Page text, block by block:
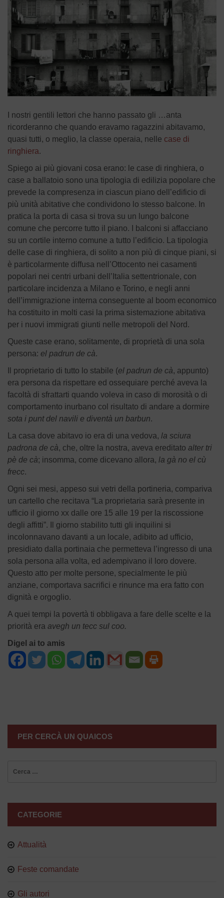
I nostri gentili lettori che hanno passato gli …anta
ricorderanno che quando eravamo ragazzini abitavamo,
quasi tutti, o meglio, la classe operaia, nelle case di
ringhiera.
Spiego ai più giovani cosa erano: le case di ringhiera, o
case a ballatoio sono una tipologia di edilizia popolare che
prevede la compresenza in ciascun piano dell’edificio di
più unità abitative che condividono lo stesso balcone. In
pratica la porta di casa si trova su un lungo balcone
comune che percorre tutto il piano. I balconi si affacciano
su un cortile interno comune a tutto l’edificio. La tipologia
delle case di ringhiera, di solito a non più di cinque piani, si
è particolarmente diffusa nell’Ottocento nei casamenti
popolari nei centri urbani dell’Italia settentrionale, con
particolare incidenza a Milano e Torino, e negli anni
dell’immigrazione interna conseguente al boom economico
ha costituito in molti casi la prima sistemazione abitativa
per i nuovi immigrati giunti nelle metropoli del Nord.
Queste case erano, solitamente, di proprietà di una sola
persona: el padrun de cà.
Il proprietario di tutto lo stabile (el padrun de cà, appunto)
era persona da rispettare ed ossequiare perché aveva la
facoltà di sfrattarti quando voleva in caso di morosità o di
comportamento inurbano col risultato di andare a dormire
sota i punt del navili e diventà un barbun.
La casa dove abitavo io era di una vedova, la sciura
padrona de cà, che, oltre la nostra, aveva ereditato alter tri
pè de cà; insomma, come dicevano allora, la gà no el cù
frecc.
Ogni sei mesi, appeso sui vetri della portineria, compariva
un cartello che recitava “La proprietaria sarà presente in
ufficio il giorno xx dalle ore 15 alle 19 per la riscossione
degli affitti”. Il giorno stabilito tutti gli inquilini si
incolonnavano davanti a un locale, adibito ad ufficio,
presidiato dalla portinaia che permetteva l’ingresso di una
sola persona alla volta, ed adempivano il loro dovere.
Questo atto per molte persone, specialmente le più
anziane, comportava sacrifici e rinunce ma era fatto con
dignità e orgoglio.
A quei tempi la povertà ti obbligava a fare delle scelte e la
priorità era avegh un tecc sul coo.
Digel ai to amis
PER CERCÀ UN QUAICOS
CATEGORIE
Attualità
Feste comandate
Gli autori